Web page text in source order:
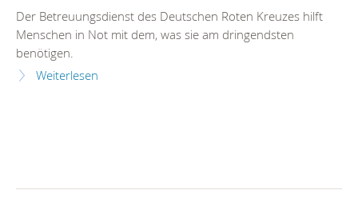
Der Betreuungsdienst des Deutschen Roten Kreuzes hilft
Menschen in Not mit dem, was sie am dringendsten
benötigen.
Weiterlesen